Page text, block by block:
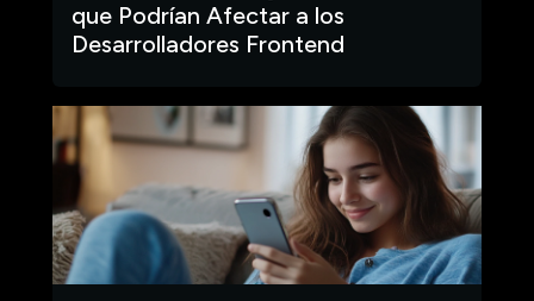
que Podrían Afectar a los
Desarrolladores Frontend